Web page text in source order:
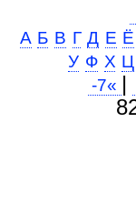
А Б В Г Д Е Ё
У Ф Х Ц
-7« |